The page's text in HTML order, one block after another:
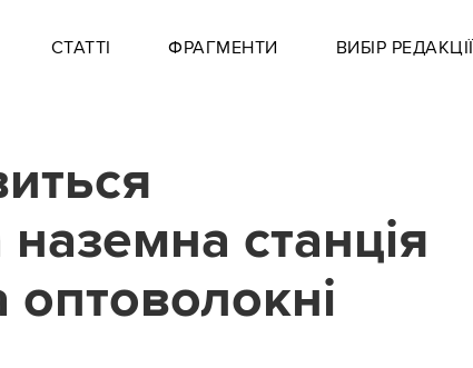
СТАТТІ ФРАГМЕНТИ ВИБІР РЕДАКЦІЇ
станція